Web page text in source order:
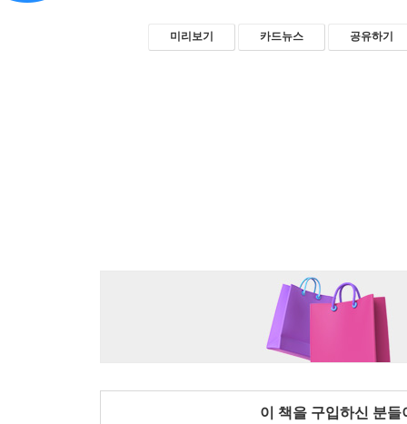
미리보기 카드뉴스 공유하기
이 책을 구입하신 분